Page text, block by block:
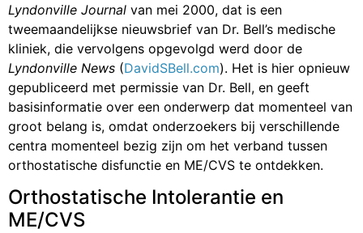
Lyndonville Journal van mei 2000, dat is een
tweemaandelijkse nieuwsbrief van Dr. Bell’s medische
kliniek, die vervolgens opgevolgd werd door de
Lyndonville News (DavidSBell.com). Het is hier opnieuw
gepubliceerd met permissie van Dr. Bell, en geeft
basisinformatie over een onderwerp dat momenteel van
groot belang is, omdat onderzoekers bij verschillende
centra momenteel bezig zijn om het verband tussen
orthostatische disfunctie en ME/CVS te ontdekken.
Orthostatische Intolerantie en
ME/CVS